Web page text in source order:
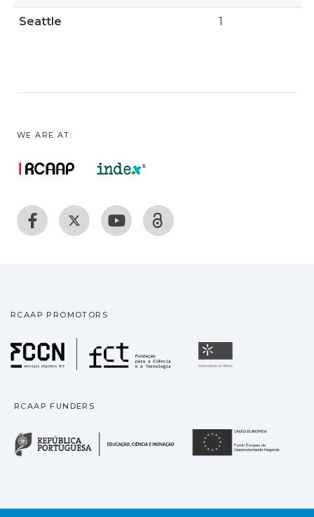
Seattle 1
WE ARE AT:
RCAAP PROMOTORS
Fundação para a
RCAAP FUNDERS
República Portuguesa